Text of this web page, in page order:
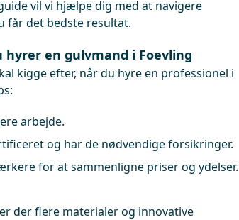
vil vi hjælpe dig med at navigere
får det bedste resultat.
en gulvmand i Foevling
kigge efter, når du hyre en professionel i
arbejde.
og har de nødvendige forsikringer.
for at sammenligne priser og ydelser.
der flere materialer og innovative